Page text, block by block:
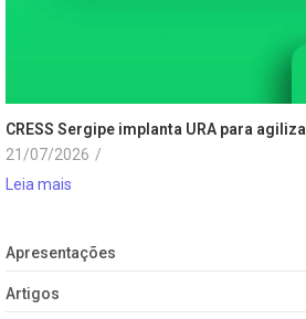
CRESS Sergipe implanta URA para
21/07/2026 /
Leia mais
Apresentações
Artigos